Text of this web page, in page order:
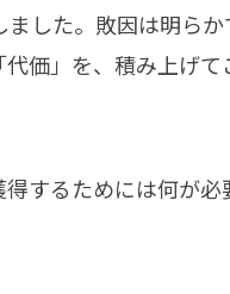
した。敗因は明らか
価」を、積み上げ
するためには何が